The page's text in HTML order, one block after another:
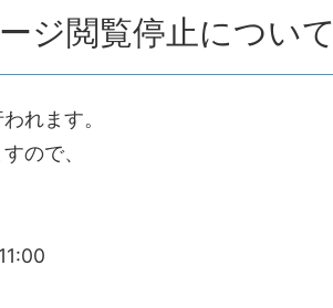
ジ閲覧停止について
れます。
ので、